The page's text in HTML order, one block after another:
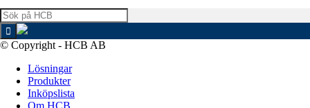
© Copyright - HCB AB
Lösningar
Produkter
Inköpslista
Om HCB